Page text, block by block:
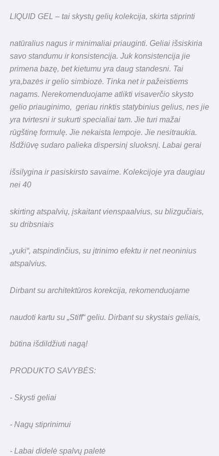
LIQUID GEL – tai skystų gelių kolekcija, skirta stiprinti
natūralius nagus ir minimaliai priauginti. Geliai išsiskiria
savo standumu ir konsistencija. Juk konsistencija jie
primena bazę, bet kietumu yra daug standesni. Tai
yra,bazės ir gelio simbiozė. Tinka net ir pažeistiems
nagams. Nerekomenduojame atlikti visaverčio skysto
gelio priauginimo, geriau rinktis statybinius gelius, nes jie
yra tvirtesni ir sukurti specialiai tam. Jie turi mažai
rūgštinę formulę. Jie nekaista lempoje. Jie nesitraukia.
Išdžiūvę sudaro palieka dispersinį sluoksnį. Labai gerai
išsilygina ir pasiskirsto savaime. Kolekcijoje yra daugiau
nei 40
skirting atspalvių, įskaitant vienspaalvius, su blizgučiais,
su dribsniais
„yuki“, atspindinčius, su įtrinimo efektu ir net neoninius
atspalvius.
Dirbant su architektūros korekcija, rekomenduojame
naudoti kartu su „Stiff“ geliu. Dirbant su skystais geliais,
būtina išdildžiuti nagą!
PRODUKTO SAVYBĖS:
- Skysti geliai
- Nagų stiprinimui
- Labai didelė spalvų paletė